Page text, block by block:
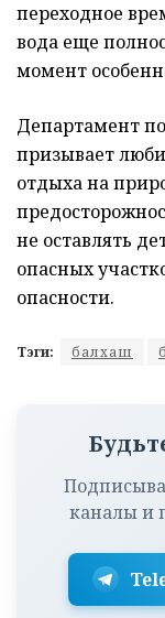
переходное
вода еще
момент
Департамент
призывает
отдыха на
не оставлять
опасных
опасности.
Тэги: балхаш
каналы и